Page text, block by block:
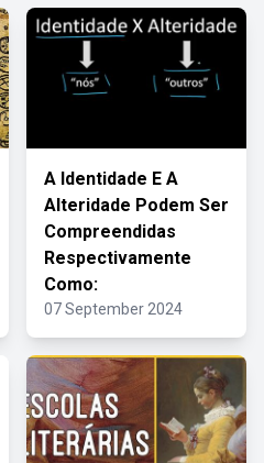
A Identidade E A
Alteridade Podem Ser
Compreendidas
Respectivamente
Como:
07 September 2024